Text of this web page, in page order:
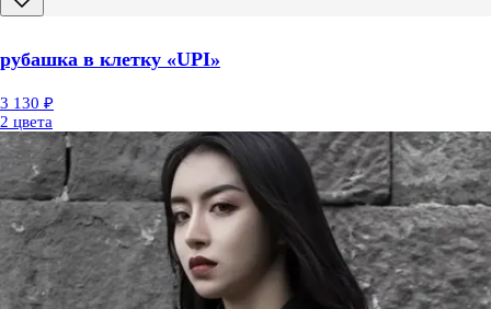
рубашка в клетку «UPI»
3 130 ₽
2 цвета